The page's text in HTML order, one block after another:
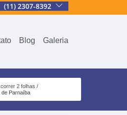
(11) 2307-8392
Blog Galeria
2 folhas
Parnaíba